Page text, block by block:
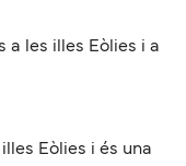
a les illes Eòlies i a
Eòlies i és una